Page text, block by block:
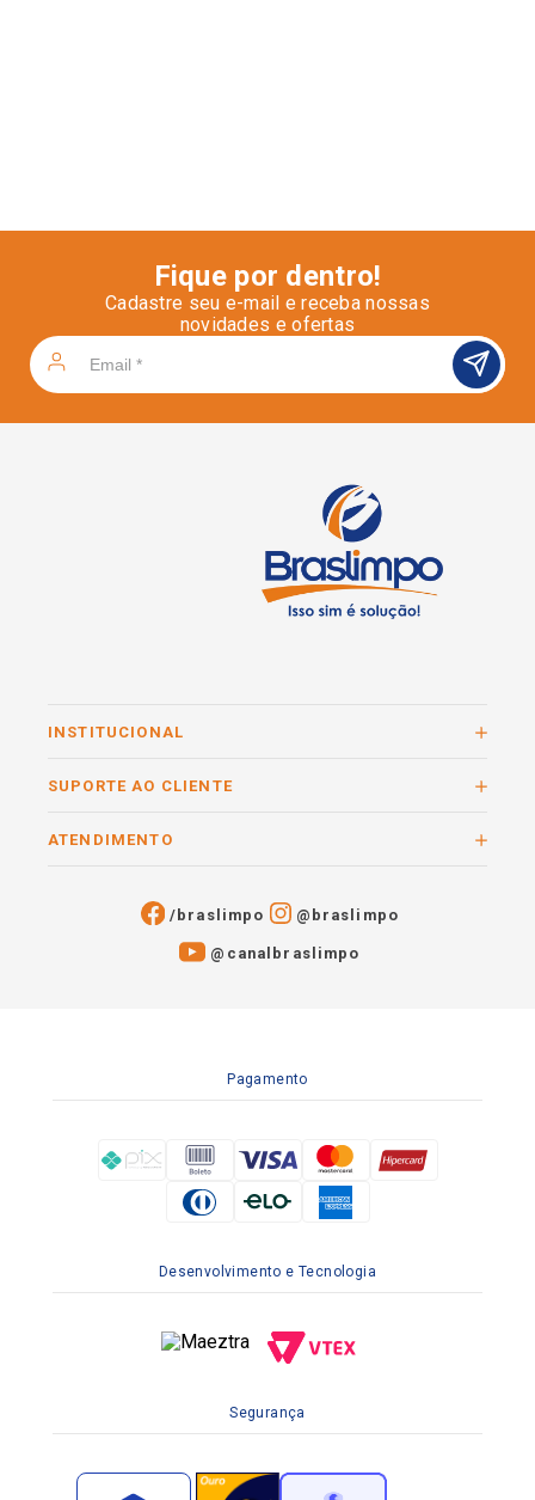
Fique por dentro!
Cadastre seu e-mail e receba nossas
novidades e ofertas
INSTITUCIONAL
SUPORTE AO CLIENTE
ATENDIMENTO
/braslimpo @braslimpo
@canalbraslimpo​
Pagamento
Desenvolvimento e Tecnologia
Segurança